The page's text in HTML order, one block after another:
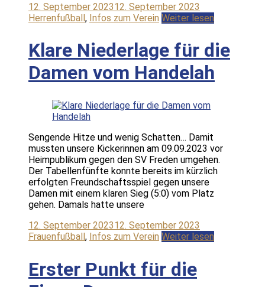
12. September 202312. September 2023
Herrenfußball, Infos zum Verein Weiter lesen
Klare Niederlage für die
Damen vom Handelah
Sengende Hitze und wenig Schatten… Damit
mussten unsere Kickerinnen am 09.09.2023 vor
Heimpublikum gegen den SV Freden umgehen.
Der Tabellenfünfte konnte bereits im kürzlich
erfolgten Freundschaftsspiel gegen unsere
Damen mit einem klaren Sieg (5:0) vom Platz
gehen. Damals hatte unsere
12. September 202312. September 2023
Frauenfußball, Infos zum Verein Weiter lesen
Erster Punkt für die